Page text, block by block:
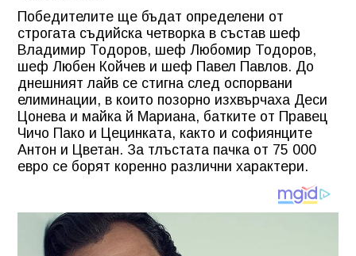
Победителите ще бъдат определени от
строгата съдийска четворка в състав шеф
Владимир Тодоров, шеф Любомир Тодоров,
шеф Любен Койчев и шеф Павел Павлов. До
днешният лайв се стигна след оспорвани
елиминации, в които позорно изхвърчаха Деси
Цонева и майка й Мариана, батките от Правец
Чичо Пако и Цецинката, както и софиянците
Антон и Цветан. За тлъстата пачка от 75 000
евро се борят коренно различни характери.